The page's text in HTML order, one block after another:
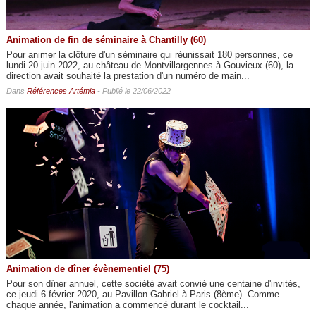
Animation de fin de séminaire à Chantilly (60)
Pour animer la clôture d'un séminaire qui réunissait 180 personnes, ce
lundi 20 juin 2022, au château de Montvillargennes à Gouvieux (60), la
direction avait souhaité la prestation d'un numéro de main...
Dans Références Artémia- Publié le 22/06/2022
Animation de dîner évènementiel (75)
Pour son dîner annuel, cette société avait convié une centaine d'invités,
ce jeudi 6 février 2020, au Pavillon Gabriel à Paris (8ème). Comme
chaque année, l'animation a commencé durant le cocktail...